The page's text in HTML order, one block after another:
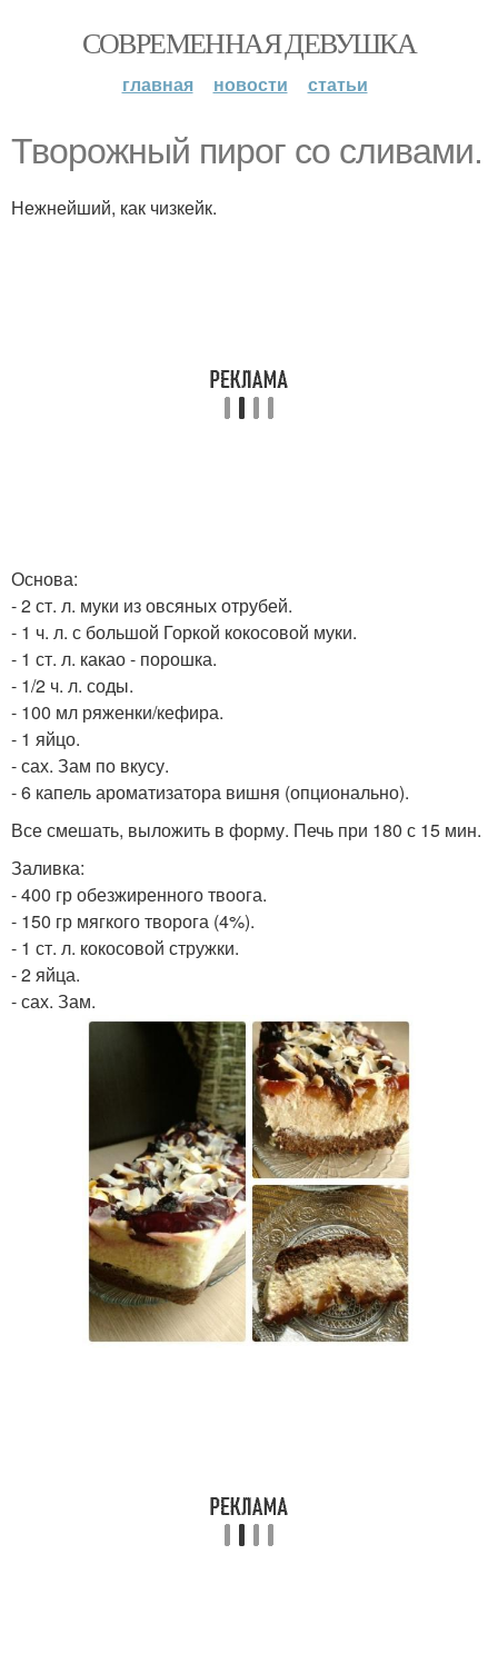
СОВРЕМЕННАЯ ДЕВУШКА
главная новости статьи
Творожный пирог со сливами.
Нежнейший, как чизкейк.
Основа:
- 2 ст. л. муки из овсяных отрубей.
- 1 ч. л. с большой Горкой кокосовой муки.
- 1 ст. л. какао - порошка.
- 1/2 ч. л. соды.
- 100 мл ряженки/кефира.
- 1 яйцо.
- сах. Зам по вкусу.
- 6 капель ароматизатора вишня (опционально).
Все смешать, выложить в форму. Печь при 180 с 15 мин.
Заливка:
- 400 гр обезжиренного твоога.
- 150 гр мягкого творога (4%).
- 1 ст. л. кокосовой стружки.
- 2 яйца.
- сах. Зам.